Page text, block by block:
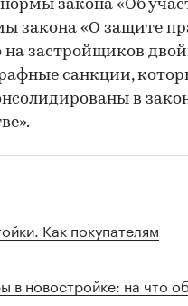
закона «Об
закона «О защите
на застройщиков
санкции,
в
Как покупателям
в новостройке: на что